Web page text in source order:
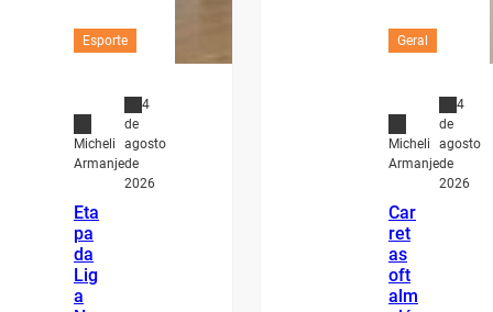
Esporte
Micheli
Armanje
4
de
agosto
de
2026
Eta
pa
da
Lig
a
Geral
Micheli
Armanje
4
de
agosto
de
2026
Car
ret
as
oft
alm